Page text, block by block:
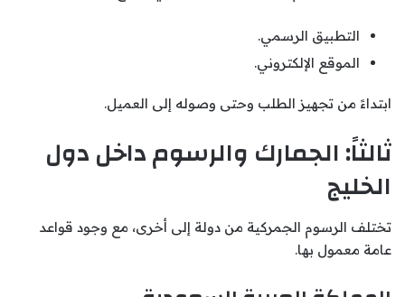
التطبيق الرسمي.
الموقع الإلكتروني.
ابتداءً من تجهيز الطلب وحتى وصوله إلى العميل.
ثالثاً: الجمارك والرسوم داخل دول
الخليج
تختلف الرسوم الجمركية من دولة إلى أخرى، مع وجود قواعد
عامة معمول بها.